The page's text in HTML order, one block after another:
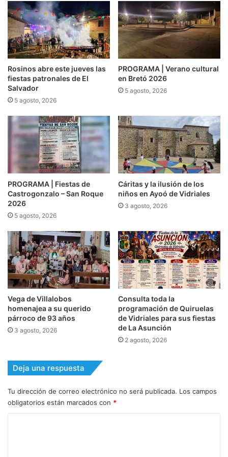
Rosinos abre este jueves las
fiestas patronales de El
Salvador
5 agosto, 2026
PROGRAMA | Verano cultural
en Bretó 2026
5 agosto, 2026
PROGRAMA | Fiestas de
Castrogonzalo – San Roque
2026
5 agosto, 2026
Cáritas y la ilusión de los
niños en Ayoó de Vidriales
3 agosto, 2026
Vega de Villalobos
homenajea a su querido
párroco de 93 años
3 agosto, 2026
Consulta toda la
programación de Quiruelas
de Vidriales para sus fiestas
de La Asunción
2 agosto, 2026
Deja una respuesta
Tu dirección de correo electrónico no será publicada. Los campos
obligatorios están marcados con *